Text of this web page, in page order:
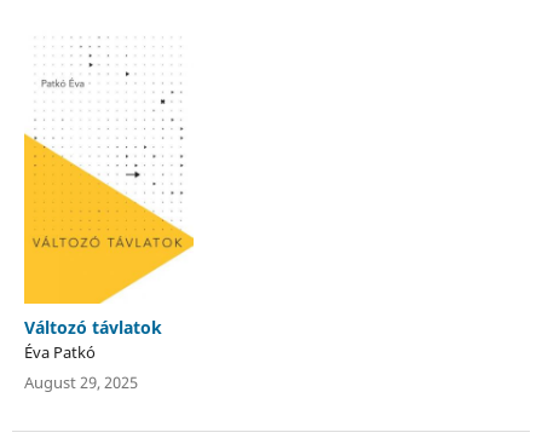
Változó távlatok
Éva Patkó
August 29, 2025